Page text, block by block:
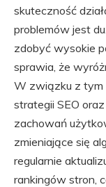
skuteczność
problemów jest
zdobyć wysokie
sprawia, że
W związku z tym
strategii SEO
zachowań
zmieniające się
regularnie
rankingów stron,